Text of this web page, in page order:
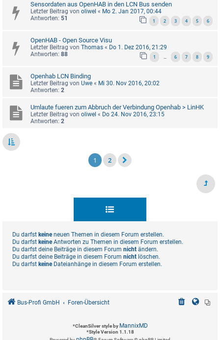
Sensordaten aus OpenHAB in den LCN Bus senden
Letzter Beitrag von oliwel « Mo 2. Jan 2017, 00:44
Antworten: 51 1 2 3 4 5 6
OpenHAB - Open Source Visu
Letzter Beitrag von Thomas « Do 1. Dez 2016, 21:29
Antworten: 88 1 6 7 8 9
Openhab LCN Binding
Letzter Beitrag von Uwe « Mi 30. Nov 2016, 20:02
Antworten: 2
Umlaute fueren zum Abbruch der Verbindung Openhab > LinHK
Letzter Beitrag von oliwel « Do 24. Nov 2016, 23:15
Antworten: 2
1 2
Du darfst keineneuen Themen in diesem Forum erstellen.
Du darfst keineAntworten zu Themen in diesem Forum erstellen.
Du darfst deine Beiträge in diesem Forum nicht ändern.
Du darfst deine Beiträge in diesem Forum nicht löschen.
Du darfst keineDateianhänge in diesem Forum erstellen.
Bus-Profi GmbH Foren-Übersicht
*CleanSilver style by MannixMD
*Style Version 1.1.18